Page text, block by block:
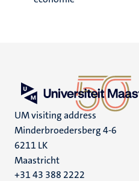
UM visiting address
Minderbroedersberg 4-6
6211 LK
Maastricht
+31 43 388 2222